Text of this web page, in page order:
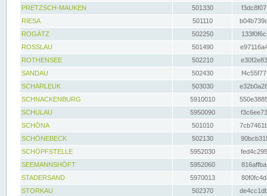
PRETZSCH-MAUKEN
501330
RIESA
501110
ROGÄTZ
502250
ROSSLAU
501490
ROTHENSEE
502210
SANDAU
502430
SCHARLEUK
503030
SCHNACKENBURG
5910010
SCHULAU
5950090
SCHÖNA
501010
SCHÖNEBECK
502130
SCHÖPFSTELLE
5952030
SEEMANNSHÖFT
5952060
STADERSAND
5970013
STORKAU
502370